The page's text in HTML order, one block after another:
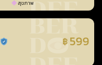
สุขภาพ
ร้านยืนยันแล้ว ฿ 599